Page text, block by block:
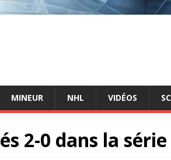
MINEUR NHL VIDÉOS
2-0 dans la série